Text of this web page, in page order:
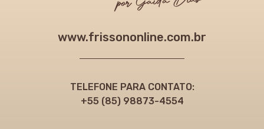
www.frissononline.com.br
TELEFONE PARA CONTATO:
+55 (85) 98873-4554